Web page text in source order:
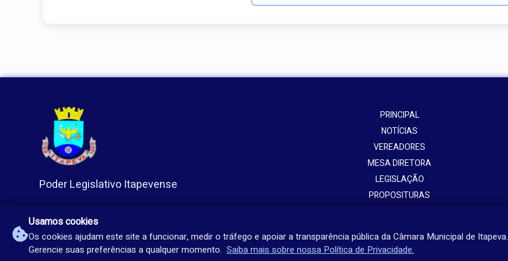
Poder Legislativo Itapevense
PRINCIPAL
NOTÍCIAS
VEREADORES
MESA DIRETORA
LEGISLAÇÃO
PROPOSITURAS
Usamos cookies
Os cookies ajudam este site a funcionar, medir o tráfego e apoiar a transparência pública da Câmara Municipal de Itapeva.
Gerencie suas preferências a qualquer momento. Saiba mais sobre nossa Política de Privacidade.